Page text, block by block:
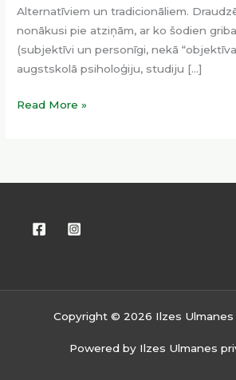
Alternatīviem un tradicionāliem.
nonākusi pie atziņām, ar ko šodien
(subjektīvi un personīgi, nekā
augstskolā psiholoģiju, studiju […]
Read More »
Copyright © 2026 Ilzes Ulmanes
Powered by Ilzes Ulmanes